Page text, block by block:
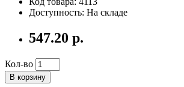
Доступность: На складе
547.20 р.
Кол-во
В корзину